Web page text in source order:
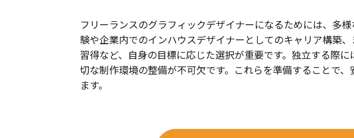
フリーランスのグラフィックデザイナーになるためには、多
験や企業内でのインハウスデザイナーとしてのキャリア構築
習得など、自身の目標に応じた選択が重要です。独立する際
切な制作環境の整備が不可欠です。これらを準備することで
ます。